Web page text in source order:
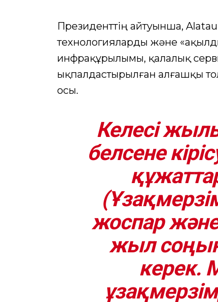
Президенттің айтуынша,
технологияларды және
инфрақұрылымы, қалалық
ықпалдастырылған алғашқы
осы.
Келесі
белсене
жоспар
жыл
керек.